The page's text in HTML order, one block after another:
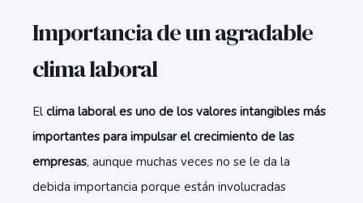
Importancia de un agradable
clima laboral
El clima laboral es uno de los valores intangibles más
importantes para impulsar el crecimiento de las
empresas, aunque muchas veces no se le da la
debida importancia porque están involucradas